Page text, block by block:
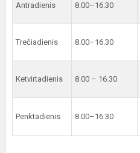
Antradienis 8.00–16.30
Trečiadienis 8.00–16.30
Ketvirtadienis 8.00 – 16.30
Penktadienis 8.00–16.30